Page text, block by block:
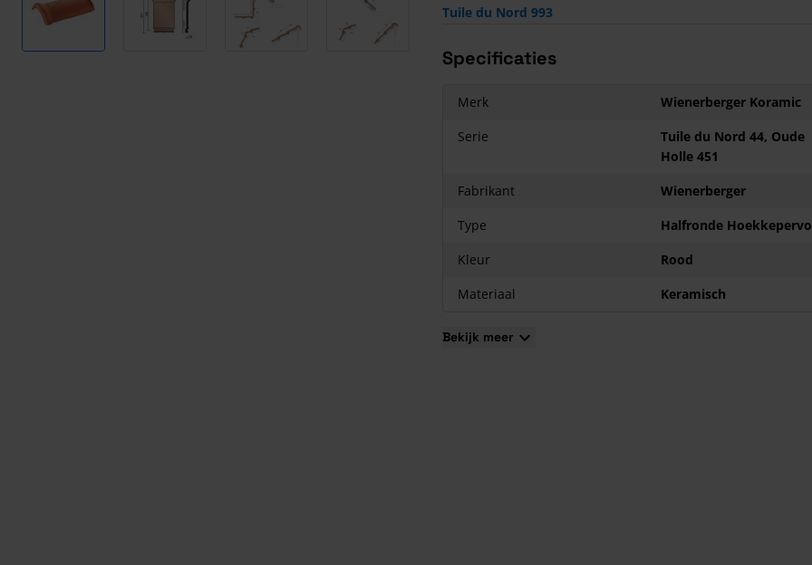
Tuile du Nord 993
Specificaties
Merk
Wienerberger Koramic
Serie
Tuile du Nord 44, Oude
Holle 451
Fabrikant
Wienerberger
Type
Halfronde
Kleur
Rood
Materiaal
Keramisch
Bekijk meer